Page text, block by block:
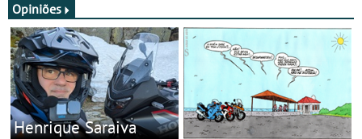
Opiniões
Henrique Saraiva